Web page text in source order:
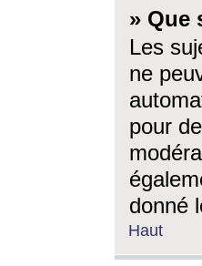
» Que
Les
ne
pour
donné
Haut